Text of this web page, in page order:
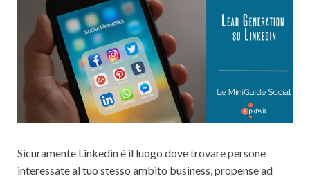
Sicuramente Linkedin è il luogo dove trovare persone
interessate al tuo stesso ambito business, propense ad